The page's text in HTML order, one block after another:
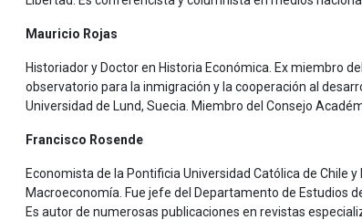
Mauricio Rojas
Historiador y Doctor en Historia Económica. Ex miembro
observatorio para la inmigración y la cooperación al
Universidad de Lund, Suecia. Miembro del Consejo
Francisco Rosende
Economista de la Pontificia Universidad Católica de Chile
Macroeconomía. Fue jefe del Departamento de Estudios
Es autor de numerosas publicaciones en revistas